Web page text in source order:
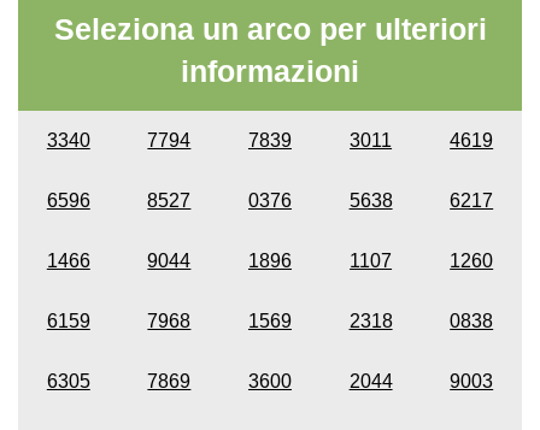
Seleziona un arco per ulteriori
informazioni
3340 7794 7839 3011 4619
6596 8527 0376 5638 6217
1466 9044 1896 1107 1260
6159 7968 1569 2318 0838
6305 7869 3600 2044 9003